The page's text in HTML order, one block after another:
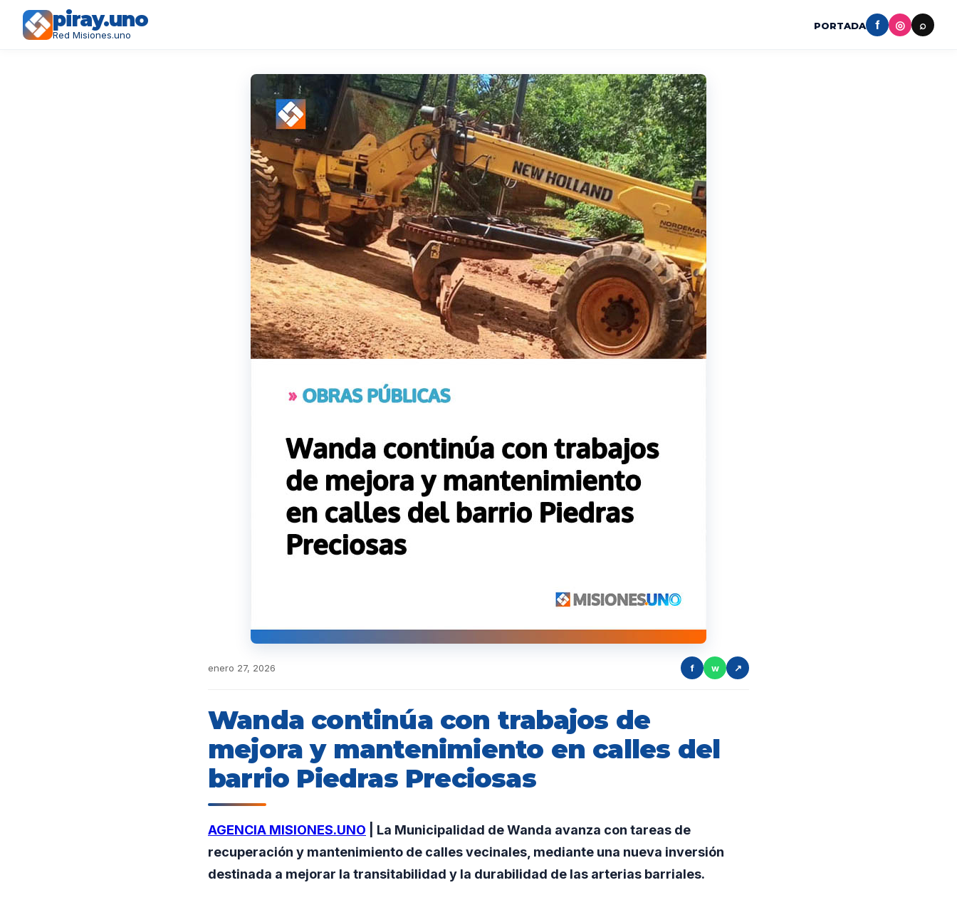
piray.uno
Red Misiones.uno
PORTADA f ◎ ⌕
enero 27, 2026 f w ↗
Wanda continúa con trabajos de
mejora y mantenimiento en calles del
barrio Piedras Preciosas
AGENCIA MISIONES.UNO | La Municipalidad de Wanda avanza con tareas de
recuperación y mantenimiento de calles vecinales, mediante una nueva inversión
destinada a mejorar la transitabilidad y la durabilidad de las arterias barriales.